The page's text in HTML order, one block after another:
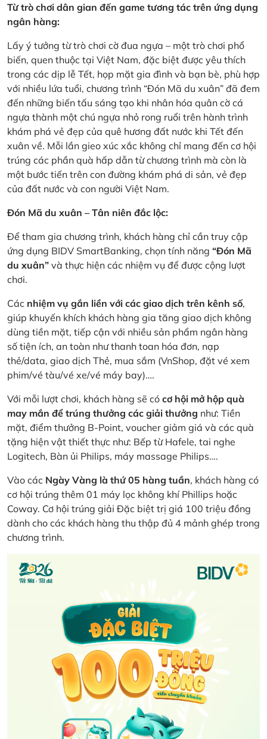
Từ trò chơi dân gian đến game tương tác trên ứng dụng
ngân hàng:
Lấy ý tưởng từ trò chơi cờ đua ngựa – một trò chơi phổ
biến, quen thuộc tại Việt Nam, đặc biệt được yêu thích
trong các dịp lễ Tết, họp mặt gia đình và bạn bè, phù hợp
với nhiều lứa tuổi, chương trình “Đón Mã du xuân” đã đem
đến những biến tấu sáng tạo khi nhân hóa quân cờ cá
ngựa thành một chú ngựa nhỏ rong ruổi trên hành trình
khám phá vẻ đẹp của quê hương đất nước khi Tết đến
xuân về. Mỗi lần gieo xúc xắc không chỉ mang đến cơ hội
trúng các phần quà hấp dẫn từ chương trình mà còn là
một bước tiến trên con đường khám phá di sản, vẻ đẹp
của đất nước và con người Việt Nam.
Đón Mã du xuân – Tân niên đắc lộc:
Để tham gia chương trình, khách hàng chỉ cần truy cập
ứng dụng BIDV SmartBanking, chọn tính năng “Đón Mã
du xuân” và thực hiện các nhiệm vụ để được cộng lượt
chơi.
Các nhiệm vụ gắn liền với các giao dịch trên kênh số,
giúp khuyến khích khách hàng gia tăng giao dịch không
dùng tiền mặt, tiếp cận với nhiều sản phẩm ngân hàng
số tiện ích, an toàn như thanh toan hóa đơn, nạp
thẻ/data, giao dịch Thẻ, mua sắm (VnShop, đặt vé xem
phim/vé tàu/vé xe/vé máy bay)….
Với mỗi lượt chơi, khách hàng sẽ có cơ hội mở hộp quà
may mắn để trúng thưởng các giải thưởng như: Tiền
mặt, điểm thưởng B-Point, voucher giảm giá và các quà
tặng hiện vật thiết thực như: Bếp từ Hafele, tai nghe
Logitech, Bàn ủi Philips, máy massage Philips….
Vào các Ngày Vàng là thứ 05 hàng tuần, khách hàng có
cơ hội trúng thêm 01 máy lọc không khí Phillips hoặc
Coway. Cơ hội trúng giải Đặc biệt trị giá 100 triệu đồng
dành cho các khách hàng thu thập đủ 4 mảnh ghép trong
chương trình.